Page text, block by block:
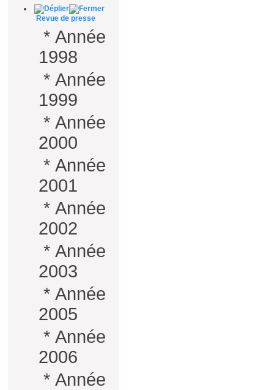
Revue de presse
* Année
1998
* Année
1999
* Année
2000
* Année
2001
* Année
2002
* Année
2003
* Année
2005
* Année
2006
* Année